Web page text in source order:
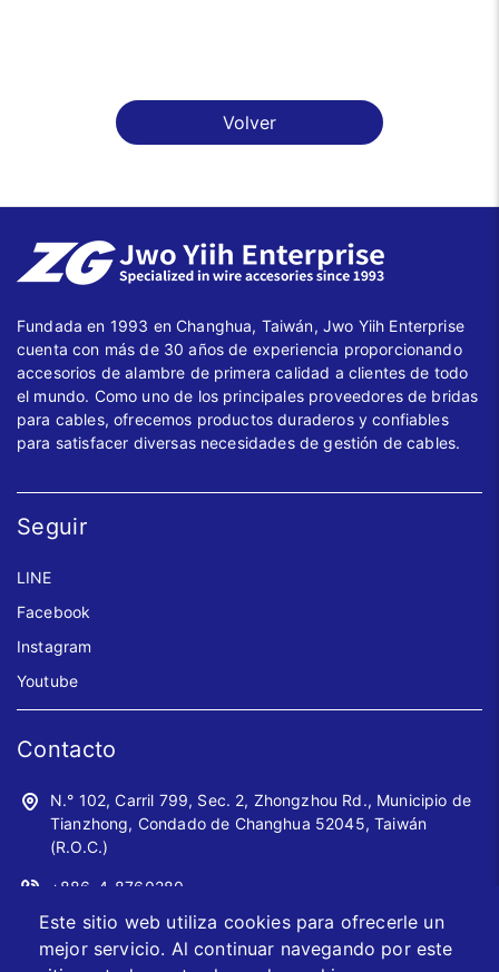
Volver
Este sitio web utiliza cookies para ofrecerle un
mejor servicio. Al continuar navegando por este
Fundada en 1993 en Changhua, Taiwán, Jwo Yiih Enterprise
cuenta con más de 30 años de experiencia proporcionando
accesorios de alambre de primera calidad a clientes de todo
el mundo. Como uno de los principales proveedores de bridas
para cables, ofrecemos productos duraderos y confiables
para satisfacer diversas necesidades de gestión de cables.
Seguir
LINE
Facebook
Instagram
Youtube
Contacto
N.° 102, Carril 799, Sec. 2, Zhongzhou Rd., Municipio de
Tianzhong, Condado de Changhua 52045, Taiwán
(R.O.C.)
+886-4-8760280
+886-4-8760961
sales@jwoyiih.com